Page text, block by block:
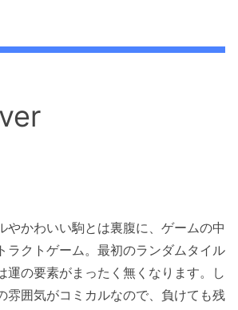
やかわいい駒とは裏腹に、ゲームの中
ラクトゲーム。最初のランダムタイル
運の要素がまったく無くなります。し
雰囲気がコミカルなので、負けても残